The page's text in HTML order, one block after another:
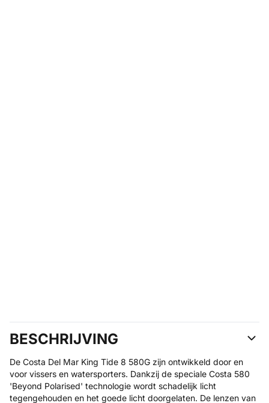
BESCHRIJVING
De Costa Del Mar King Tide 8 580G zijn ontwikkeld door en
voor vissers en watersporters. Dankzij de speciale Costa 580
'Beyond Polarised' technologie wordt schadelijk licht
tegengehouden en het goede licht doorgelaten. De lenzen van